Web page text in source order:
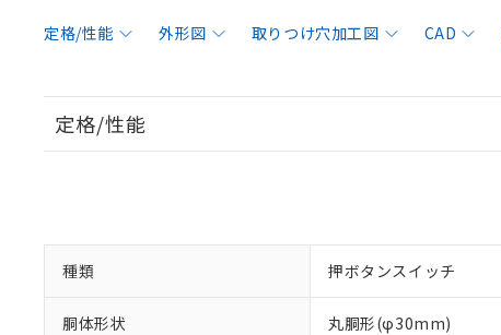
定格/性能 外形図 取りつけ穴加工図 CAD
定格/性能
種類 押ボタンスイッチ
胴体形状 丸胴形(φ30mm)